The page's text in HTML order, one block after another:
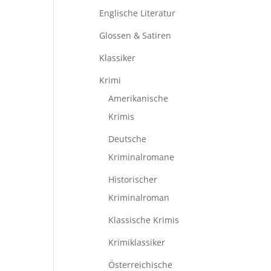
Englische Literatur
Glossen & Satiren
Klassiker
Krimi
Amerikanische
Krimis
Deutsche
Kriminalromane
Historischer
Kriminalroman
Klassische Krimis
Krimiklassiker
Österreichische